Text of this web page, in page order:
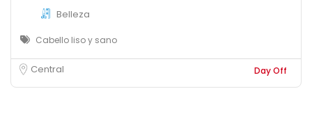
Belleza
Cabello liso y sano
Central Day Off